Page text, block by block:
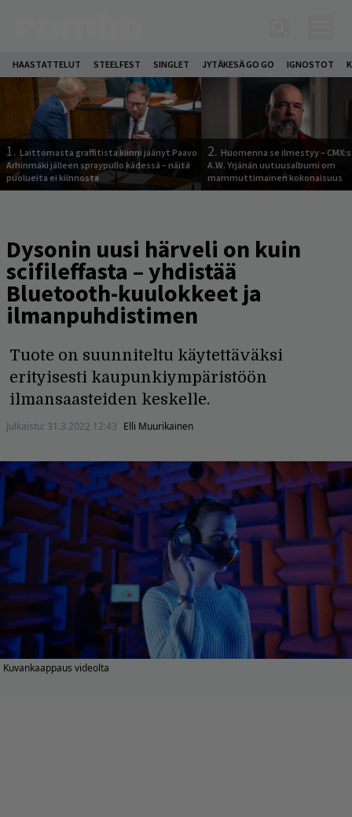
HAASTATTELUT STEELFEST SINGLET JYTÄKESÄ GO GO IGNOSTOT
1. Laittomasta graffitista kiinni jäänyt Paavo
Arhinmäki jälleen spraypullo kädessä – näitä
puolueita ei kiinnosta
2. Huomenna se ilmestyy –
A.W. Yrjänän uutuusalbumi om
mammuttimainen kokonaisuus
Dysonin uusi härveli on kuin
scifileffasta – yhdistää
Bluetooth-kuulokkeet ja
ilmanpuhdistimen
Tuote on suunniteltu käytettäväksi
erityisesti kaupunkiympäristöön
ilmansaasteiden keskelle.
Julkaistu: 31.3.2022 12:43 Elli Muurikainen
Kuvankaappaus videolta